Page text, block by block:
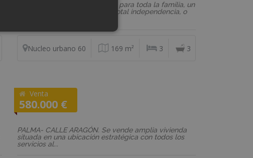
¿Buscas un hogar con espacio para toda la familia, un
lugar donde teletrabajar con total independencia, o
Nucleo urbano 60 169 m² 3 3
Venta
580.000 €
REF: 02445
Piso
PALMA- CALLE ARAGÓN. Se vende amplia vivienda
situada en una ubicación estratégica con todos los
servicios al...